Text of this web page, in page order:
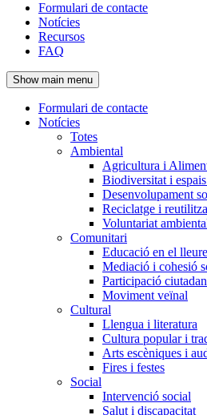
Navegació
principal
de
l'encapçalament
Formulari de contacte
Notícies
Recursos
FAQ
Show main menu
Navegació
principal
Formulari de contacte
Notícies
Totes
Ambiental
Agricultura i
Biodiversitat i
Desenvolupament
Reciclatge i
Voluntariat
Comunitari
Educació en el lleure
Mediació i cohesió
Participació
Moviment veïnal
Cultural
Llengua i literatura
Cultura popular i
Arts escèniques i
Fires i festes
Social
Intervenció social
Salut i discapacitat